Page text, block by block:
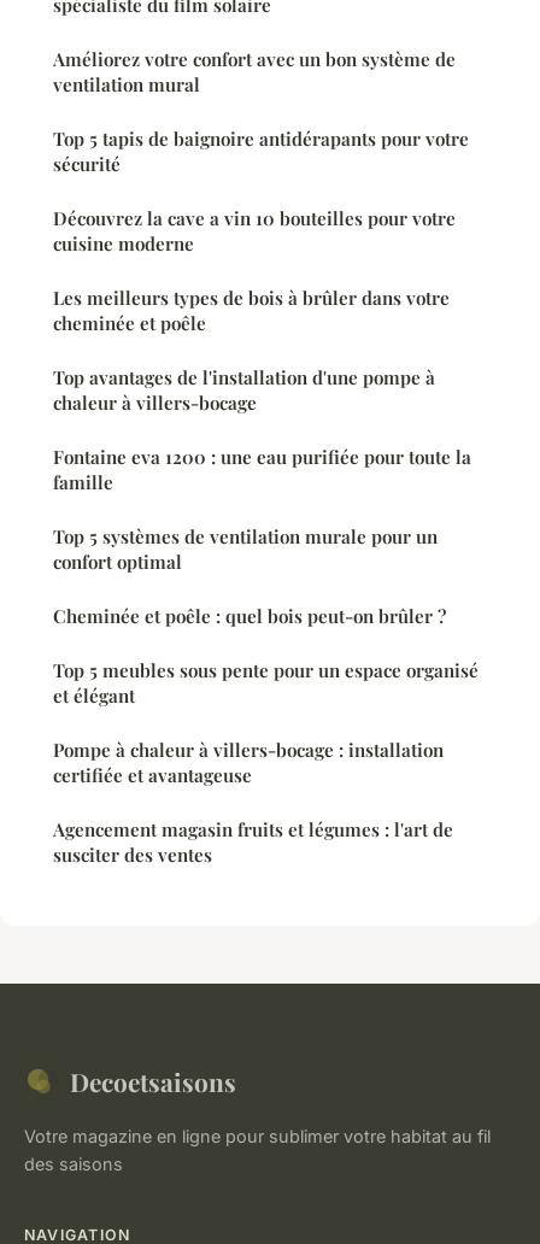
Améliorez votre confort avec un bon système de
ventilation mural
Top 5 tapis de baignoire antidérapants pour votre
sécurité
Découvrez la cave a vin 10 bouteilles pour votre
cuisine moderne
Les meilleurs types de bois à brûler dans votre
cheminée et poêle
Top avantages de l'installation d'une pompe à
chaleur à villers-bocage
Fontaine eva 1200 : une eau purifiée pour toute la
famille
Top 5 systèmes de ventilation murale pour un
confort optimal
Cheminée et poêle : quel bois peut-on brûler ?
Top 5 meubles sous pente pour un espace organisé
et élégant
Pompe à chaleur à villers-bocage : installation
certifiée et avantageuse
Agencement magasin fruits et légumes : l'art de
susciter des ventes
Decoetsaisons
Votre magazine en ligne pour sublimer votre habitat au fil
des saisons
NAVIGATION